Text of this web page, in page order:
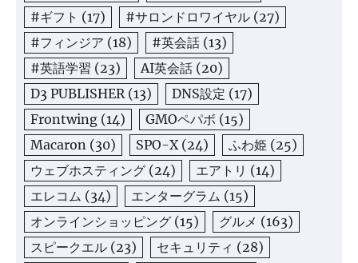
#ギフト (17) #サロンドロワイヤル (27)
#フィンジア (18) #英会話 (13)
#英語学習 (23) AI英会話 (20)
D3 PUBLISHER (13) DNS設定 (17)
Frontwing (14) GMOペパボ (15)
Macaron (30) SPO-X (24) ふわ姫 (25)
ウェブホスティング (24) エアトリ (14)
エレコム (34) エンターグラム (15)
オンラインショッピング (15) グルメ (163)
スピークエル (23) セキュリティ (28)